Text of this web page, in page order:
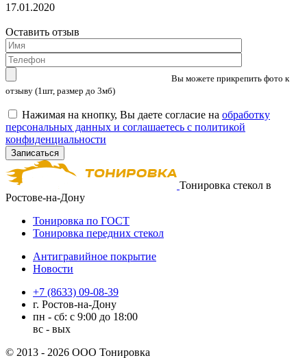
17.01.2020
Оставить отзыв
Вы можете прикрепить фото к
отзыву (1шт, размер до 3мб)
Нажимая на кнопку, Вы даете согласие на обработку
персональных данных и соглашаетесь с политикой
конфиденциальности
Тонировка стекол в
Ростове-на-Дону
Тонировка по ГОСТ
Тонировка передних стекол
Антигравийное покрытие
Новости
+7 (8633) 09-08-39
г. Ростов-на-Дону
пн - сб: с 9:00 до 18:00
вс - вых
© 2013 - 2026 ООО Тонировка